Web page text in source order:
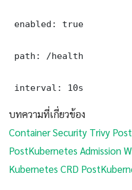
enabled: true
path: /health
interval: 10s
บทความที่เกี่ยวข้อง
Container Security Trivy Post
PostKubernetes Admission
Kubernetes CRD Post